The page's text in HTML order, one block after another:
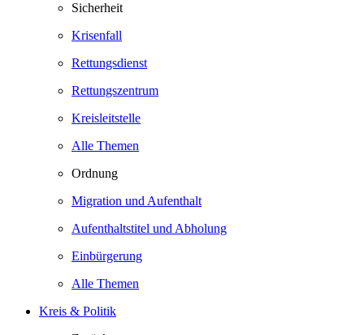
Sicherheit
Krisenfall
Rettungsdienst
Rettungszentrum
Kreisleitstelle
Alle Themen
Ordnung
Migration und Aufenthalt
Aufenthaltstitel und Abholung
Einbürgerung
Alle Themen
Kreis & Politik